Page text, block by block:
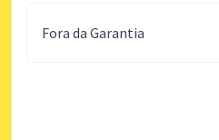
Fora da Garantia